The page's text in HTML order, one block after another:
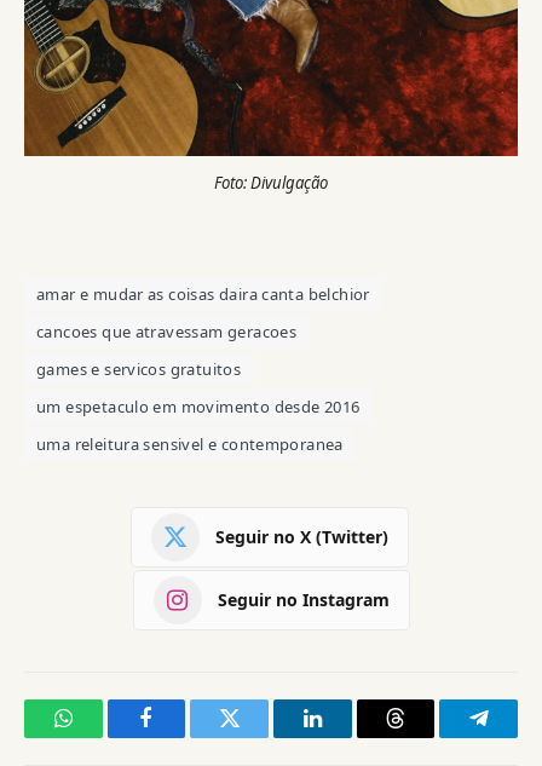
Foto: Divulgação
amar e mudar as coisas daira canta belchior
cancoes que atravessam geracoes
games e servicos gratuitos
um espetaculo em movimento desde 2016
uma releitura sensivel e contemporanea
Seguir no X (Twitter)
Seguir no Instagram
WhatsAppFacebookTwitter LinkedInThreads